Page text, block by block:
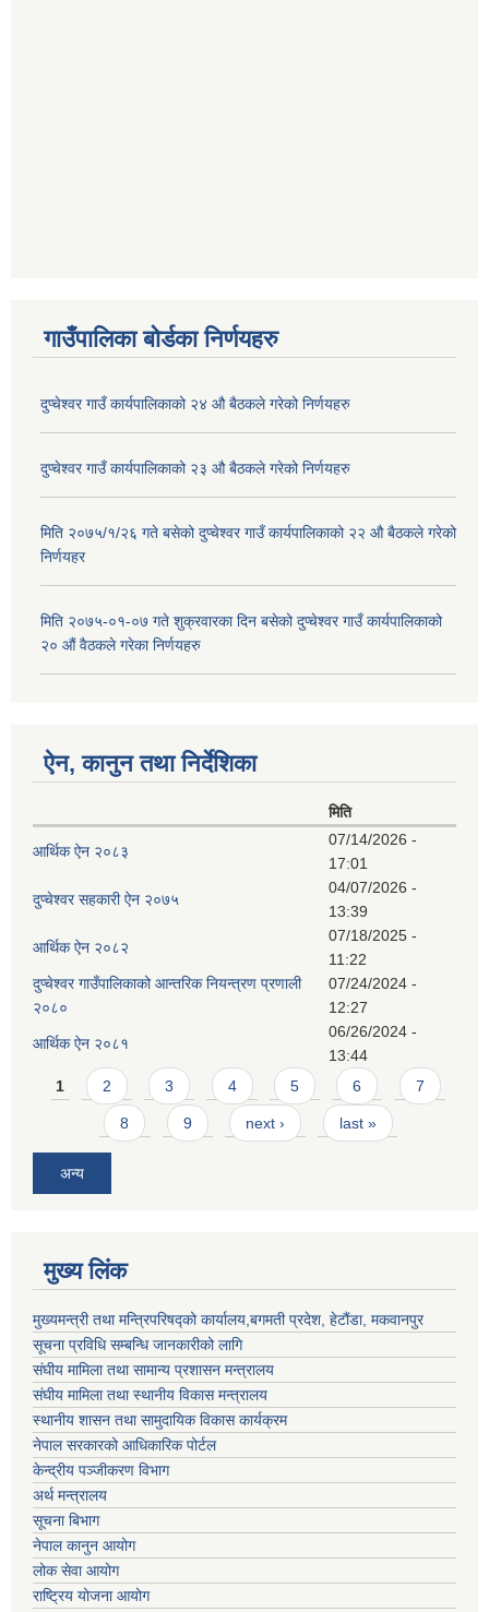
गाउँपालिका बोर्डका निर्णयहरु
दुप्चेश्वर गाउँ कार्यपालिकाको २४ औ बैठकले गरेको निर्णयहरु
दुप्चेश्वर गाउँ कार्यपालिकाको २३ औ बैठकले गरेको निर्णयहरु
मिति २०७५/१/२६ गते बसेको दुप्चेश्वर गाउँ कार्यपालिकाको २२ औ बैठकले गरेको
निर्णयहर
मिति २०७५-०१-०७ गते शुक्रवारका दिन बसेको दुप्चेश्वर गाउँ कार्यपालिकाको
२० औं वैठकले गरेका निर्णयहरु
ऐन, कानुन तथा निर्देशिका
मिति
आर्थिक ऐन २०८३
07/14/2026 -
17:01
दुप्चेश्वर सहकारी ऐन २०७५
04/07/2026 -
13:39
आर्थिक ऐन २०८२
07/18/2025 -
11:22
दुप्चेश्वर गाउँपालिकाको आन्तरिक नियन्त्रण प्रणाली
२०८०
07/24/2024 -
12:27
आर्थिक ऐन २०८१
06/26/2024 -
13:44
Pages
1 2 3 4 5 6 7
8 9 next › last »
अन्य
मुख्य लिंक
मुख्यमन्त्री तथा मन्त्रिपरिषद्को कार्यालय,बगमती प्रदेश, हेटौंडा, मकवानपुर
सूचना प्रविधि सम्बन्धि जानकारीको लागि
संघीय मामिला तथा सामान्य प्रशासन मन्त्रालय
संघीय मामिला तथा स्थानीय विकास मन्त्रालय
स्थानीय शासन तथा सामुदायिक विकास कार्यक्रम
नेपाल सरकारको आधिकारिक पोर्टल
केन्द्रीय पञ्जीकरण विभाग
अर्थ मन्त्रालय
सूचना बिभाग
नेपाल कानुन आयोग
लोक सेवा आयोग
राष्ट्रिय योजना आयोग